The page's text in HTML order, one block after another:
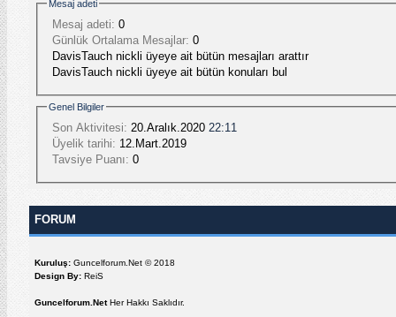
Mesaj adeti
Mesaj adeti: 0
Günlük Ortalama Mesajlar: 0
DavisTauch nickli üyeye ait bütün mesajları arattır
DavisTauch nickli üyeye ait bütün konuları bul
Genel Bilgiler
Son Aktivitesi: 20.Aralık.2020 22:11
Üyelik tarihi: 12.Mart.2019
Tavsiye Puanı: 0
FORUM
Kuruluş: Guncelforum.Net © 2018
Design By: ReiS
Guncelforum.NetHer Hakkı Saklıdır.